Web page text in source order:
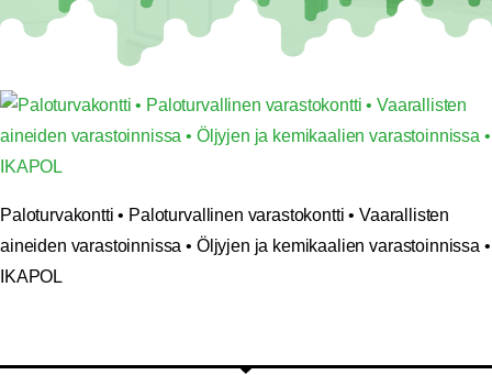
Paloturvakontti • Paloturvallinen varastokontti • Vaarallisten
aineiden varastoinnissa • Öljyjen ja kemikaalien varastoinnissa •
IKAPOL